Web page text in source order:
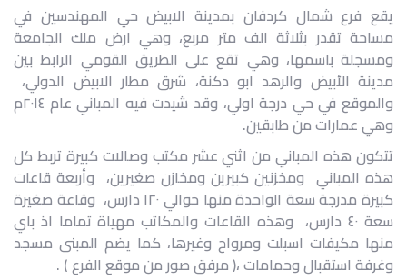
يقع فرع شمال كردفان بمدينة الابيض حي المهندسين في
مساحة تقدر بثلاثة الف متر مربع، وهي ارض ملك الجامعة
ومسجلة باسمها، وهي تقع على الطريق القومي الرابط بين
مدينة الأبيض والرهد ابو دكنة، شرق مطار الابيض الدولي،
والموقع في حي درجة اولي، وقد شيدت فيه المباني عام ٢٠١٤م
وهي عمارات من طابقين.
تتكون هذه المباني من اثني عشر مكتب وصالات كبيرة تربط كل
هذه المباني ومخزنين كبيرين ومخازن صغيرين، وأربعة قاعات
كبيرة مدرجة سعة الواحدة منها حوالي ١٢٠ دارس، وقاعة صغيرة
سعة ٤٠ دارس، وهذه القاعات والمكاتب مهياة تماما اذ باي
منها مكيفات اسبلت ومرواح وغيرها، كما يضم المبنى مسجد
وغرفة استقبال وحمامات ،( مرفق صور من موقع الفرع ) .